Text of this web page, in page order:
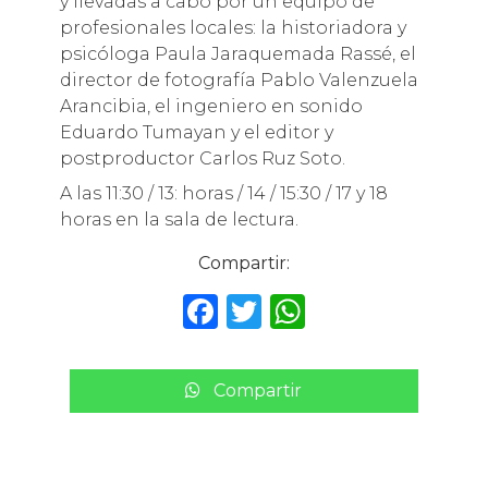
profesionales locales: la historiadora y
psicóloga Paula Jaraquemada Rassé, el
director de fotografía Pablo Valenzuela
Arancibia, el ingeniero en sonido
Eduardo Tumayan y el editor y
postproductor Carlos Ruz Soto.
A las 11:30 / 13: horas / 14 / 15:30 / 17 y 18
horas en la sala de lectura.
Compartir:
F
c
e
T
it
te
W
a
ts
Compartir